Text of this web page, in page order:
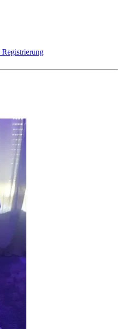
Registrierung